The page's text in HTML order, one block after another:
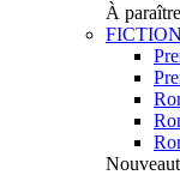
À paraître
FICTION